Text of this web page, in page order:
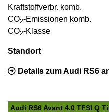
Kraftstoffverbr. komb.
CO2-Emissionen komb.
CO2-Klasse
Standort
Details zum Audi RS6
Audi RS6 Avant 4.0 TFSI Q